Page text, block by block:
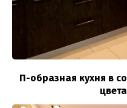
П-образная кухня в